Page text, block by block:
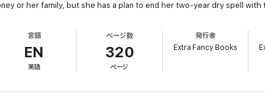
or her family, but she has a plan to end her two-year dry spell
言語
EN
英語
ページ数
320
ページ
発行者
Extra Fancy Books